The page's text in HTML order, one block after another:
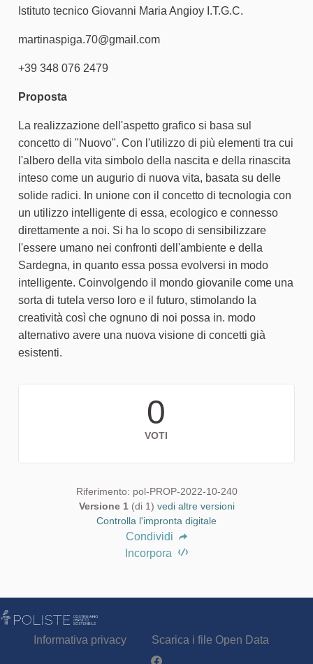
Istituto tecnico Giovanni Maria Angioy I.T.G.C.
martinaspiga.70@gmail.com
+39 348 076 2479
Proposta
La realizzazione dell'aspetto grafico si basa sul
concetto di "Nuovo". Con l'utilizzo di più elementi tra cui
l'albero della vita simbolo della nascita e della rinascita
inteso come un augurio di nuova vita, basata su delle
solide radici. In unione con il concetto di tecnologia con
un utilizzo intelligente di essa, ecologico e connesso
direttamente a noi. Si ha lo scopo di sensibilizzare
l'essere umano nei confronti dell'ambiente e della
Sardegna, in quanto essa possa evolversi in modo
intelligente. Coinvolgendo il mondo giovanile come una
sorta di tutela verso loro e il futuro, stimolando la
creatività così che ognuno di noi possa in. modo
alternativo avere una nuova visione di concetti già
esistenti.
0
VOTI
Riferimento: pol-PROP-2022-10-240
Versione 1(di 1) vedi altre versioni
Controlla l'impronta digitale
Condividi
Incorpora
Informativa privacy
Scarica i file Open Data